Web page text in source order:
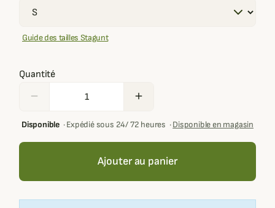
Guide des tailles Stagunt
Quantité
remove add
Disponible·Expédié sous 24/ 72 heures ·Disponible en magasin
Ajouter au panier